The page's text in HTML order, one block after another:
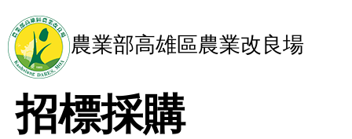
農業部高雄區農業改良場
招標採購